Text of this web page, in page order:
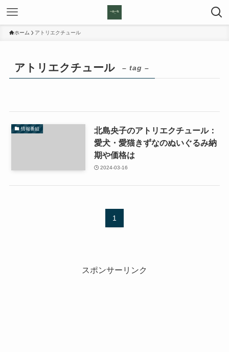
ホーム アトリエクチュール
アトリエクチュール – tag –
情報番組
北島央子のアトリエクチュール：
愛犬・愛猫きずなのぬいぐるみ納
期や価格は
2024-03-16
1
スポンサーリンク